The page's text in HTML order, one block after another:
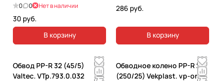
0 0 Нет в наличии
30 руб.
В корзину
286 руб.
В корзину
Обвод PP-R 32 (45/5)
Valtec. VTp.793.0.032
Обводное колено PP-R 20
(250/25) Vekplast. vp-or20